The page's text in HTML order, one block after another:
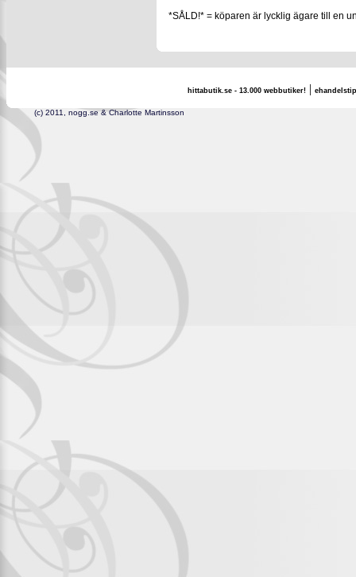
*SÅLD!* = köparen är lycklig ägare till en
hittabutik.se - 13.000 webbutiker!|
(c) 2011, nogg.se & Charlotte Martinsson